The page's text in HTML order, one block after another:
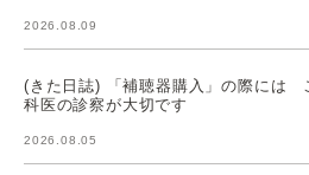
2026.08.09
(きた日誌) 「補聴器購入」の際には
科医の診察が大切です
2026.08.05